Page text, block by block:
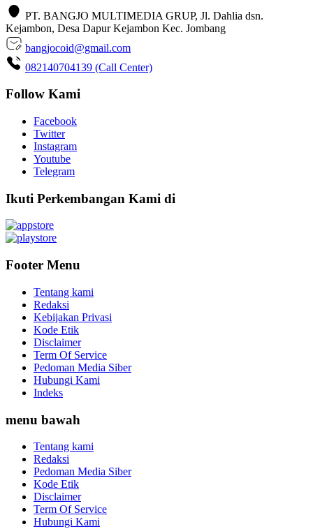
PT. BANGJO MULTIMEDIA GRUP, Jl. Dahlia dsn.
Kejambon, Desa Dapur Kejambon Kec. Jombang
bangjocoid@gmail.com
082140704139 (Call Center)
Follow Kami
Facebook
Twitter
Instagram
Youtube
Telegram
Ikuti Perkembangan Kami di
Footer Menu
Tentang kami
Redaksi
Kebijakan Privasi
Kode Etik
Disclaimer
Term Of Service
Pedoman Media Siber
Hubungi Kami
Indeks
menu bawah
Tentang kami
Redaksi
Pedoman Media Siber
Kode Etik
Disclaimer
Term Of Service
Hubungi Kami